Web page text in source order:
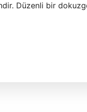
Düzenli bir